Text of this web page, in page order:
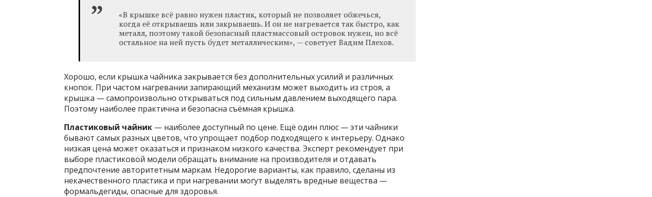
«В крышке всё равно нужен пластик, который не позволяет обжечься,
когда её открываешь или закрываешь. И он не нагревается так быстро, как
металл, поэтому такой безопасный пластмассовый островок нужен, но всё
остальное на ней пусть будет металлическим», — советует Вадим Плехов.
Хорошо, если крышка чайника закрывается без дополнительных усилий и различных
кнопок. При частом нагревании запирающий механизм может выходить из строя, а
крышка — самопроизвольно открываться под сильным давлением выходящего пара.
Поэтому наиболее практична и безопасна съёмная крышка.
Пластиковый чайник — наиболее доступный по цене. Ещё один плюс — эти чайники
бывают самых разных цветов, что упрощает подбор подходящего к интерьеру. Однако
низкая цена может оказаться и признаком низкого качества. Эксперт рекомендует при
выборе пластиковой модели обращать внимание на производителя и отдавать
предпочтение авторитетным маркам. Недорогие варианты, как правило, сделаны из
некачественного пластика и при нагревании могут выделять вредные вещества —
формальдегиды, опасные для здоровья.